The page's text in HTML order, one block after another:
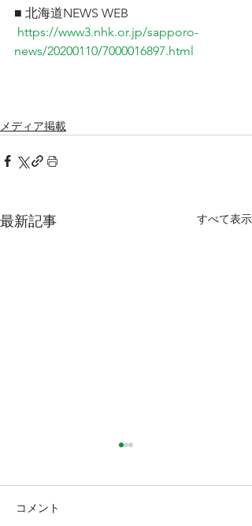
■ 北海道NEWS WEB
https://www3.nhk.or.jp/sapporo-
news/20200110/7000016897.html
メディア掲載
最新記事 すべて表示
コメント